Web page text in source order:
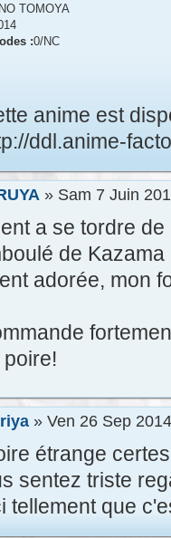
TOMOYA
:0/NC
anime est
ddl.anime-
» Sam 7 Juin
a se tordre
de Kazama
adorée, mon
» Ven 26 Sep
étrange
sentez triste
tellement que